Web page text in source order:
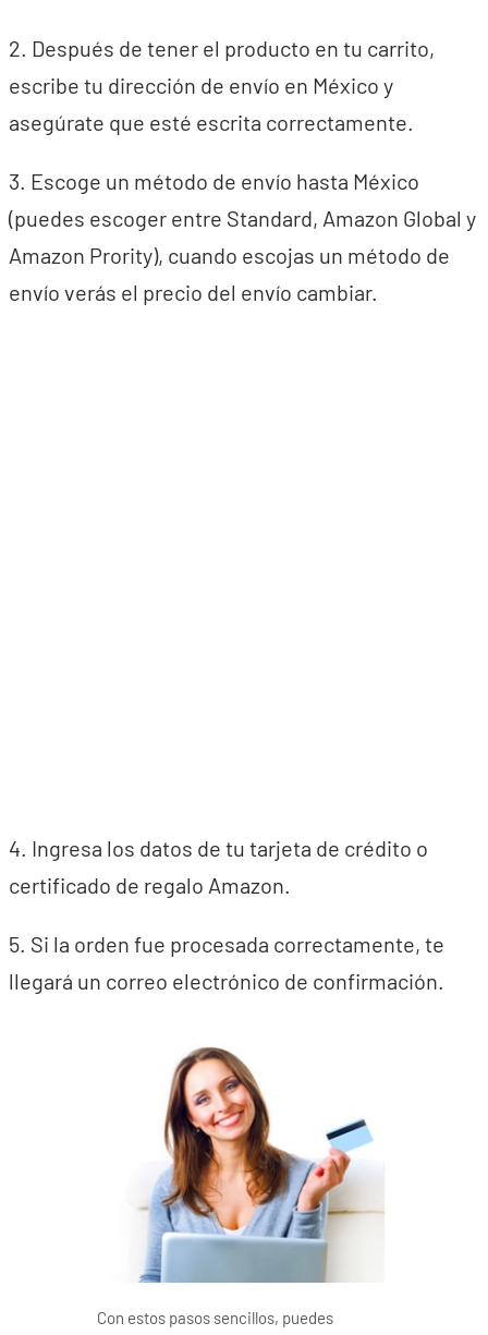
2. Después de tener el producto en tu carrito,
escribe tu dirección de envío en México y
asegúrate que esté escrita correctamente.
3. Escoge un método de envío hasta México
(puedes escoger entre Standard, Amazon Global y
Amazon Prority), cuando escojas un método de
envío verás el precio del envío cambiar.
4. Ingresa los datos de tu tarjeta de crédito o
certificado de regalo Amazon.
5. Si la orden fue procesada correctamente, te
llegará un correo electrónico de confirmación.
Con estos pasos sencillos, puedes